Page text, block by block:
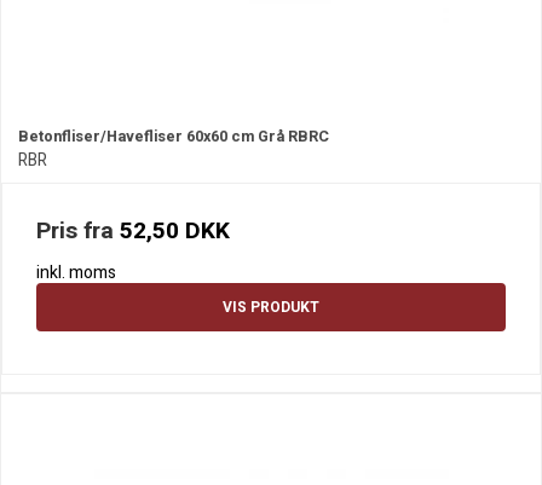
Betonfliser/Havefliser 60x60 cm Grå RBRC
RBR
Pris fra 52,50 DKK
inkl. moms
VIS PRODUKT